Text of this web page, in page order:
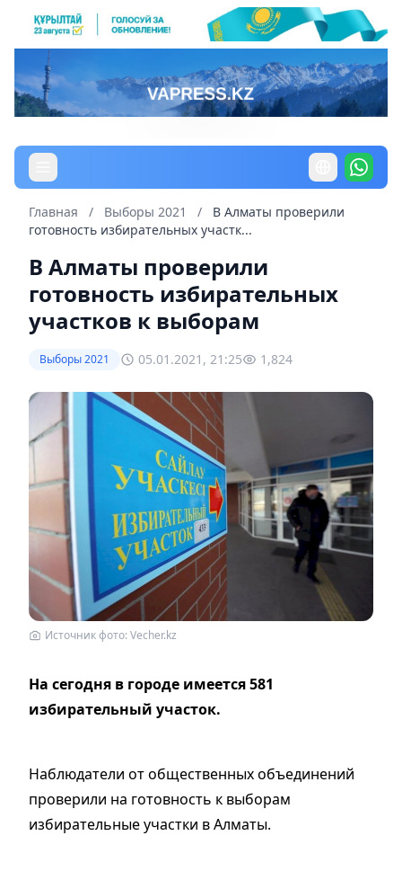
Главная / Выборы 2021 /
В Алматы проверили
готовность избирательных участк...
В Алматы проверили
готовность избирательных
участков к выборам
Выборы 2021 05.01.2021, 21:25 1,824
Источник фото: Vecher.kz
На сегодня в городе имеется 581
избирательный участок.
Наблюдатели от общественных объединений
проверили на готовность к выборам
избирательные участки в Алматы.